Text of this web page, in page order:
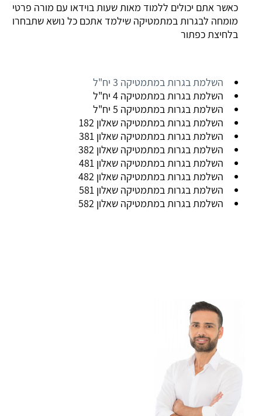
כאשר אתם יכולים ללמוד מאות שעות בוידאו עם מורה פרטי
מומחה לבגרות במתמטיקה שילמד אתכם כל נושא שתבחרו
בלחיצת כפתור
השלמת בגרות במתמטיקה 3 יח"ל
השלמת בגרות במתמטיקה 4 יח"ל
השלמת בגרות במתמטיקה 5 יח"ל
השלמת בגרות במתמטיקה שאלון 182
השלמת בגרות במתמטיקה שאלון 381
השלמת בגרות במתמטיקה שאלון 382
השלמת בגרות במתמטיקה שאלון 481
השלמת בגרות במתמטיקה שאלון 482
השלמת בגרות במתמטיקה שאלון 581
השלמת בגרות במתמטיקה שאלון 582